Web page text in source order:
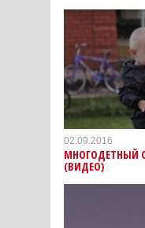
02.09.2016
МНОГОДЕТНЫЙ
(ВИДЕО)